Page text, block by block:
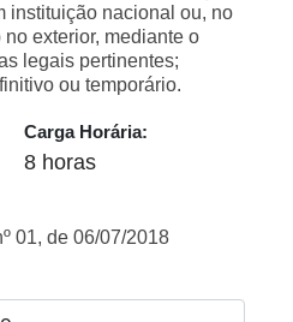
instituição nacional ou, no
exterior, mediante o
legais pertinentes;
ou temporário.
Carga Horária:
8 horas
01, de 06/07/2018